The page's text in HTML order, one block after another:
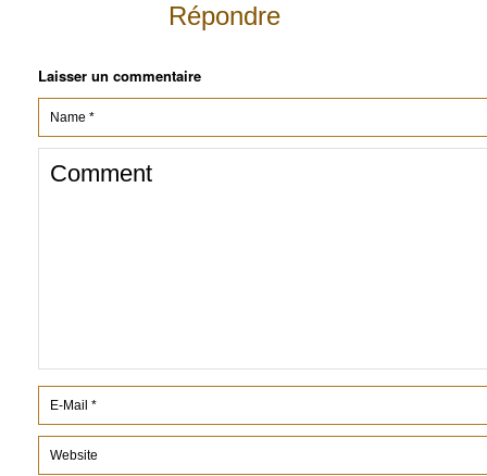
Répondre
Laisser un commentaire